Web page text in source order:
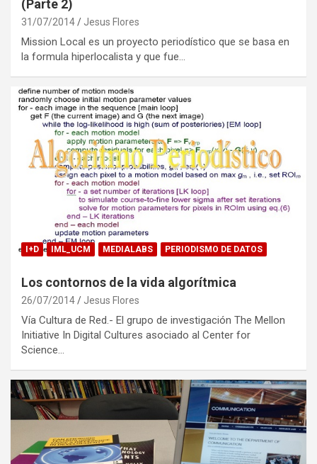
(Parte 2)
31/07/2014 Jesus Flores
Mission Local es un proyecto periodístico que se basa en
la formula hiperlocalista y que fue…
I+D IML_UCM MEDIALABS PERIODISMO DE DATOS
Los contornos de la vida algorítmica
26/07/2014 Jesus Flores
Vía Cultura de Red.- El grupo de investigación The Mellon
Initiative In Digital Cultures asociado al Center for
Science…